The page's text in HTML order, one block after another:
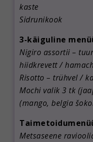
kaste
Sidrunikook
3-käiguline
Nigiro assortii –
hiidkrevett /
Risotto – trühvel /
Mochi valik 3 tk
(mango, belgia
Metsaseene